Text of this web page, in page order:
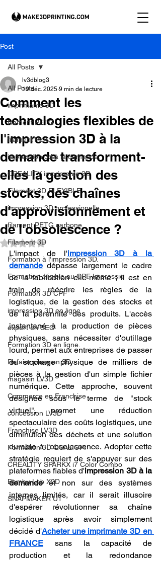
Post
All Posts
imprimante 3D
filament PETG
filament PLA
impression 3d à la demande.
CREALITY imprimante 3D
Filament 3D FLEXIBLE
impression 3D professionelle
filament PETG carbone
Filament 3D
Formation à l'impression 3D.
Formation éligible au CPF Impressio
Formation 3D CPF
impression 3D en ligne
expert en SEO
Formation 3D en ligne.
Refaire piece en 3D
magasin LV3D
Commerce en Franchise
concession LV3D
Franchise LV3D
Formation 3D QUALIOPI
CREALITY SPARKX i7 Color Combo
Bambu Lab X2D
SNAPMAKER U1
All Posts
Comment les
technologies flexibles de
l'impression 3D à la
demande transforment-
elles la gestion des
stocks, des chaînes
d'approvisionnement et
de l'obsolescence ?
lv3dblog3
19 déc. 2025 9 min de lecture
Noté NaN étoiles sur 5.
L'impact de l'impression 3D à la
demande dépasse largement le cadre
de la fabrication elle-même ; il est en
train de réécrire les règles de la
logistique, de la gestion des stocks et
de la pérennité des produits. L'accès
instantané à la production de pièces
physiques, sans nécessiter d'outillage
lourd, permet aux entreprises de passer
du stockage physique de milliers de
pièces à la gestion d'un simple fichier
numérique. Cette approche, souvent
désignée sous le terme de "stock
virtuel", promet une réduction
spectaculaire des coûts logistiques, une
diminution des déchets et une solution
durable à l'obsolescence. Adopter cette
stratégie requiert de s'appuyer sur des
plateformes fiables d'impression 3D à la
demande et non sur des systèmes
internes limités, car il serait illusoire
d'espérer révolutionner sa chaîne
logistique après avoir simplement
décidé d'Acheter une imprimante 3D en
FRANCE sans la capacité de
production et la redondance